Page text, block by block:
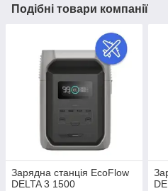
Подібні товари компанії
Зарядна станція EcoFlow
DELTA 3 1500